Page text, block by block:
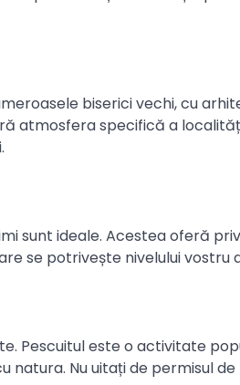
biserici vechi, cu
atmosfera specifică a
sunt ideale. Acestea oferă
se potrivește nivelului vostru
Pescuitul este o activitate
Nu uitați de permisul